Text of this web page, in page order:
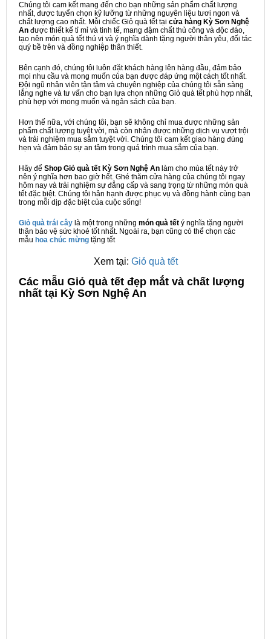
Chúng tôi cam kết mang đến cho bạn những sản phẩm chất lượng
nhất, được tuyển chọn kỹ lưỡng từ những nguyên liệu tươi ngon và
chất lượng cao nhất. Mỗi chiếc Giỏ quà tết tại cửa hàng Kỳ Sơn Nghệ
An được thiết kế tỉ mỉ và tinh tế, mang đậm chất thủ công và độc đáo,
tạo nên món quà tết thú vị và ý nghĩa dành tặng người thân yêu, đối tác
quý bề trên và đồng nghiệp thân thiết.
Bên cạnh đó, chúng tôi luôn đặt khách hàng lên hàng đầu, đảm bảo
mọi nhu cầu và mong muốn của bạn được đáp ứng một cách tốt nhất.
Đội ngũ nhân viên tận tâm và chuyên nghiệp của chúng tôi sẵn sàng
lắng nghe và tư vấn cho bạn lựa chọn những Giỏ quà tết phù hợp nhất,
phù hợp với mong muốn và ngân sách của bạn.
Hơn thế nữa, với chúng tôi, bạn sẽ không chỉ mua được những sản
phẩm chất lượng tuyệt vời, mà còn nhận được những dịch vụ vượt trội
và trải nghiệm mua sắm tuyệt vời. Chúng tôi cam kết giao hàng đúng
hẹn và đảm bảo sự an tâm trong quá trình mua sắm của bạn.
Hãy để Shop Giỏ quà tết Kỳ Sơn Nghệ An làm cho mùa tết này trở
nên ý nghĩa hơn bao giờ hết. Ghé thăm cửa hàng của chúng tôi ngay
hôm nay và trải nghiệm sự đẳng cấp và sang trọng từ những món quà
tết đặc biệt. Chúng tôi hân hạnh được phục vụ và đồng hành cùng bạn
trong mỗi dịp đặc biệt của cuộc sống!
Giỏ quà trái cây là một trong những món quà tết ý nghĩa tặng người
thân bảo vệ sức khoẻ tốt nhất. Ngoài ra, bạn cũng có thể chọn các
mẫu hoa chúc mừng tặng tết
Xem tại: Giỏ quà tết
Các mẫu Giỏ quà tết đẹp mắt và chất lượng
nhất tại Kỳ Sơn Nghệ An